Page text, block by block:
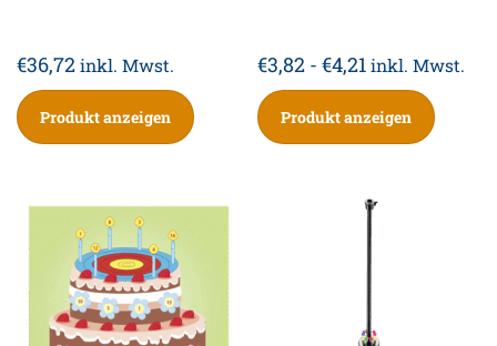
€36,72inkl. Mwst.
Produkt anzeigen
€3,82 -€4,21 inkl. Mwst.
Produkt anzeigen